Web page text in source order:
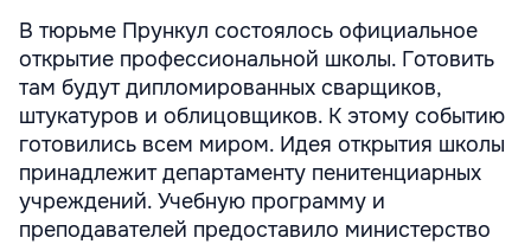
В тюрьме Прункул состоялось официальное
открытие профессиональной школы. Готовить
там будут дипломированных сварщиков,
штукатуров и облицовщиков. К этому событию
готовились всем миром. Идея открытия школы
принадлежит департаменту пенитенциарных
учреждений. Учебную программу и
преподавателей предоставило министерство